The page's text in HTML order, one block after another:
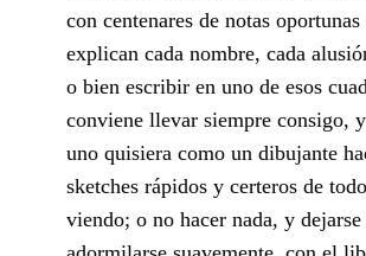
con centenares de notas oportunas
explican cada nombre, cada
o bien escribir en uno de esos
conviene llevar siempre consigo,
uno quisiera como un dibujante
sketches rápidos y certeros de
viendo; o no hacer nada, y